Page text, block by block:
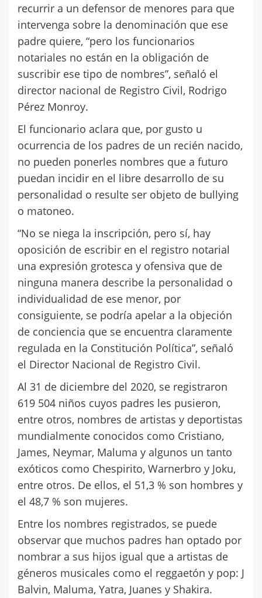
recurrir a un defensor de menores para que
intervenga sobre la denominación que ese
padre quiere, “pero los funcionarios
notariales no están en la obligación de
suscribir ese tipo de nombres”, señaló el
director nacional de Registro Civil, Rodrigo
Pérez Monroy.
El funcionario aclara que, por gusto u
ocurrencia de los padres de un recién nacido,
no pueden ponerles nombres que a futuro
puedan incidir en el libre desarrollo de su
personalidad o resulte ser objeto de bullying
o matoneo.
“No se niega la inscripción, pero sí, hay
oposición de escribir en el registro notarial
una expresión grotesca y ofensiva que de
ninguna manera describe la personalidad o
individualidad de ese menor, por
consiguiente, se podría apelar a la objeción
de conciencia que se encuentra claramente
regulada en la Constitución Política”, señaló
el Director Nacional de Registro Civil.
Al 31 de diciembre del 2020, se registraron
619 504 niños cuyos padres les pusieron,
entre otros, nombres de artistas y deportistas
mundialmente conocidos como Cristiano,
James, Neymar, Maluma y algunos un tanto
exóticos como Chespirito, Warnerbro y Joku,
entre otros. De ellos, el 51,3 % son hombres y
el 48,7 % son mujeres.
Entre los nombres registrados, se puede
observar que muchos padres han optado por
nombrar a sus hijos igual que a artistas de
géneros musicales como el reggaetón y pop: J
Balvin, Maluma, Yatra, Juanes y Shakira.